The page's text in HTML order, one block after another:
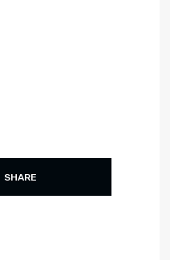
SHARE